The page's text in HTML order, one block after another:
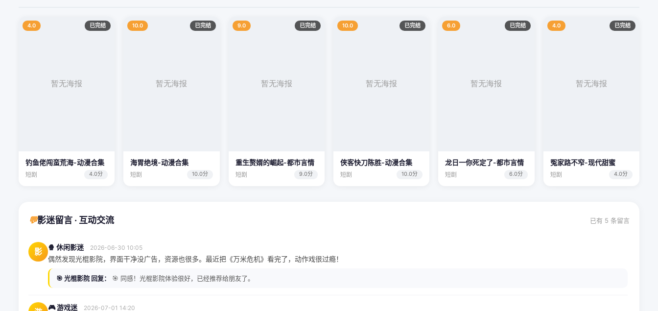
4.0 已完结
钓鱼佬闯蛮荒海-动漫合集
短剧 4.0分
10.0 已完结
海胃绝境-动漫合集
短剧 10.0分
9.0 已完结
重生赘婿的崛起-都市言情
短剧 9.0分
10.0 已完结
侠客快刀陈胜-动漫合集
短剧 10.0分
6.0 已完结
龙日一你死定了-都市言情
短剧 6.0分
4.0 已完结
冤家路不窄-现代甜蜜
短剧 4.0分
💬影迷留言 · 互动交流 已有 5 条留言
影 🍿 休闲影迷 2026-06-30 10:05
偶然发现光棍影院，界面干净没广告，资源也很多。最近把《万米危机》看完了，动作戏很过瘾！
🎯 光棍影院 回复： 🎯 同感！光棍影院体验很好，已经推荐给朋友了。
🎮 游戏迷 2026-07-01 14:20